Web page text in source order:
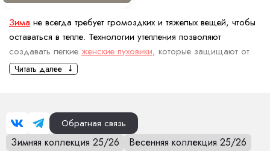
Зима не всегда требует громоздких и тяжелых вещей, чтобы
оставаться в тепле. Технологии утепления позволяют
создавать легкие женские пуховики, которые защищают от
холода и дарят ощущение легкости и свободы. Хотите
Что это - тонкий легкий женский
Читать далее
Обратная связь
Зимняя коллекция 25/26
Весенняя коллекция 25/26